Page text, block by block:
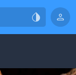
 